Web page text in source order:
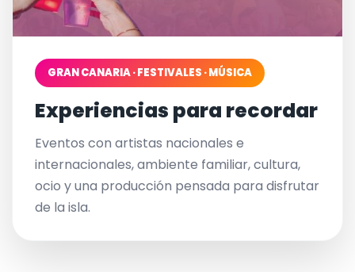
GRAN CANARIA · FESTIVALES · MÚSICA
Experiencias para recordar
Eventos con artistas nacionales e
internacionales, ambiente familiar, cultura,
ocio y una producción pensada para disfrutar
de la isla.